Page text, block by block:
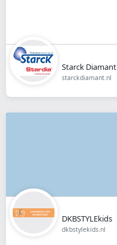
Starck Diamant
starckdiamant.nl
DKBSTYLEkids
dkbstylekids.nl